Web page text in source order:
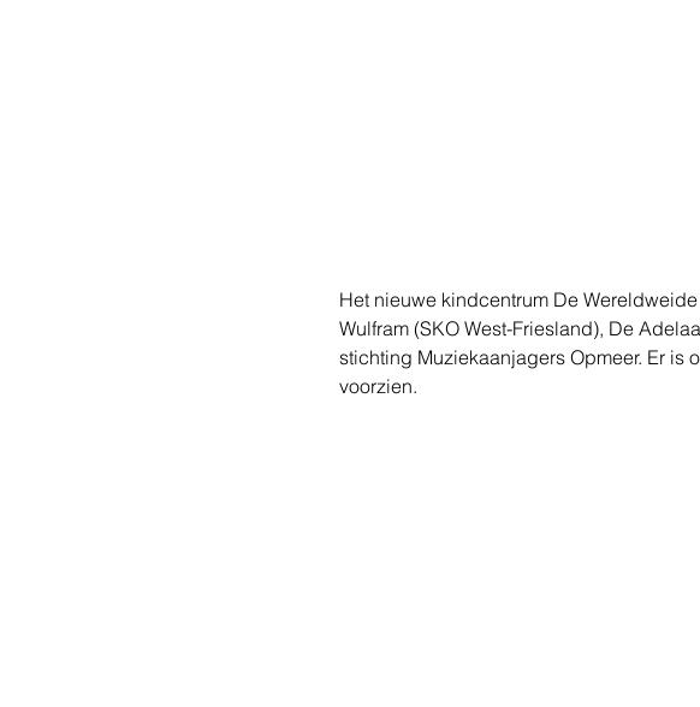
Het nieuwe kindcentrum De
Wulfram (SKO West-Friesland), De
stichting Muziekaanjagers Opmeer. Er
voorzien.